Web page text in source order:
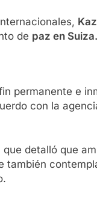
de paz en Suiza.
permanente e
con la
que detalló que
también